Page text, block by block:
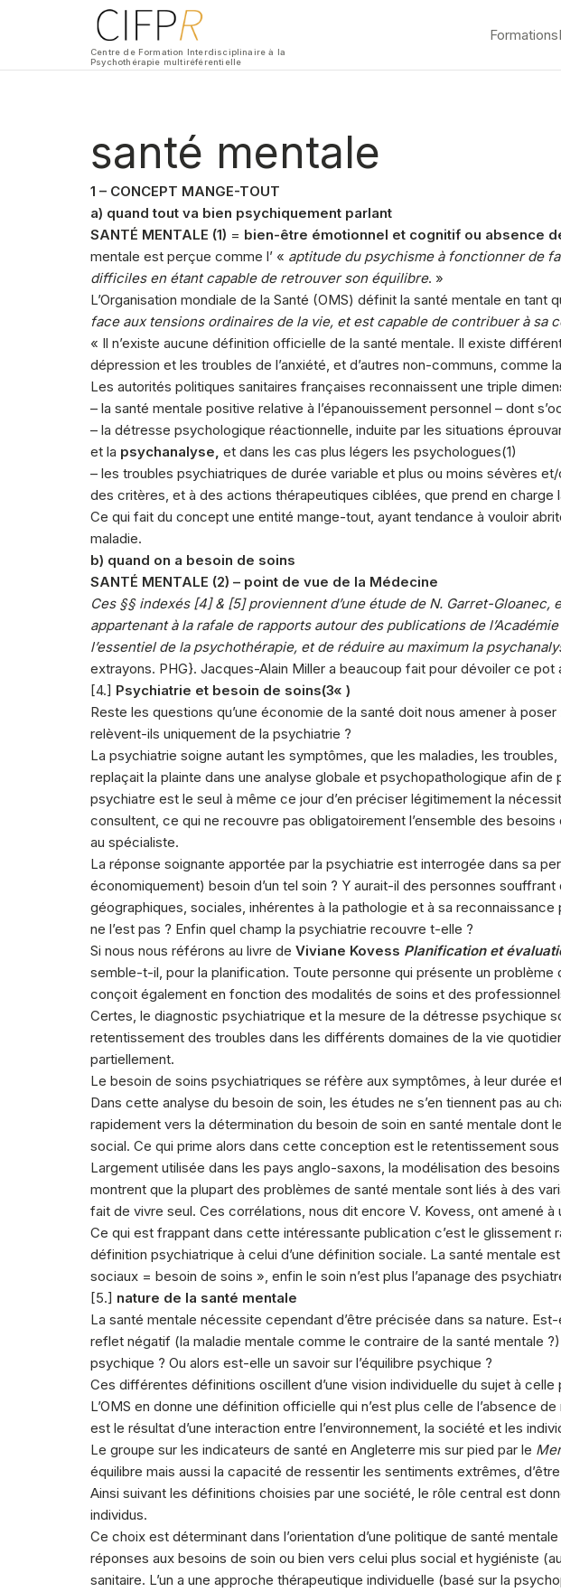
Centre de Formation Interdisciplinaire à la
Psychothérapie multiréférentielle
Formations
santé mentale
1 – CONCEPT MANGE-TOUT
a) quand tout va bien psychiquement parlant
SANTÉ MENTALE (1) = bien-être émotionnel et cognitif ou absence
mentale est perçue comme l’ « aptitude du psychisme à fonctionner de
difficiles en étant capable de retrouver son équilibre. »
L’Organisation mondiale de la Santé (OMS) définit la santé mentale en tant
face aux tensions ordinaires de la vie, et est capable de contribuer à sa
« Il n’existe aucune définition officielle de la santé mentale. Il existe
dépression et les troubles de l’anxiété, et d’autres non-communs, comme
Les autorités politiques sanitaires françaises reconnaissent une triple
– la santé mentale positive relative à l’épanouissement personnel – dont
– la détresse psychologique réactionnelle, induite par les situations
et la psychanalyse, et dans les cas plus légers les psychologues(1)
– les troubles psychiatriques de durée variable et plus ou moins sévères
des critères, et à des actions thérapeutiques ciblées, que prend en charge
Ce qui fait du concept une entité mange-tout, ayant tendance à vouloir
maladie.
b) quand on a besoin de soins
SANTÉ MENTALE (2) – point de vue de la Médecine
Ces §§ indexés [4] & [5] proviennent d’une étude de N. Garret-
appartenant à la rafale de rapports autour des publications de
l’essentiel de la psychothérapie, et de réduire au maximum la
extrayons. PHG}. Jacques-Alain Miller a beaucoup fait pour dévoiler ce
[4.] Psychiatrie et besoin de soins(3« )
Reste les questions qu’une économie de la santé doit nous amener à
relèvent-ils uniquement de la psychiatrie ?
La psychiatrie soigne autant les symptômes, que les maladies, les
replaçait la plainte dans une analyse globale et psychopathologique afin
psychiatre est le seul à même ce jour d’en préciser légitimement la
consultent, ce qui ne recouvre pas obligatoirement l’ensemble des
au spécialiste.
La réponse soignante apportée par la psychiatrie est interrogée dans sa
économiquement) besoin d’un tel soin ? Y aurait-il des personnes
géographiques, sociales, inhérentes à la pathologie et à sa
ne l’est pas ? Enfin quel champ la psychiatrie recouvre t-elle ?
Si nous nous référons au livre de Viviane Kovess Planification et
semble-t-il, pour la planification. Toute personne qui présente un
conçoit également en fonction des modalités de soins et des
Certes, le diagnostic psychiatrique et la mesure de la détresse psychique
retentissement des troubles dans les différents domaines de la vie
partiellement.
Le besoin de soins psychiatriques se réfère aux symptômes, à leur durée
Dans cette analyse du besoin de soin, les études ne s’en tiennent pas au
rapidement vers la détermination du besoin de soin en santé mentale
social. Ce qui prime alors dans cette conception est le retentissement
Largement utilisée dans les pays anglo-saxons, la modélisation des
montrent que la plupart des problèmes de santé mentale sont liés à des
fait de vivre seul. Ces corrélations, nous dit encore V. Kovess, ont amené
Ce qui est frappant dans cette intéressante publication c’est le glissement
définition psychiatrique à celui d’une définition sociale. La santé mentale
sociaux = besoin de soins », enfin le soin n’est plus l’apanage des
[5.] nature de la santé mentale
La santé mentale nécessite cependant d’être précisée dans sa nature.
reflet négatif (la maladie mentale comme le contraire de la santé mentale
psychique ? Ou alors est-elle un savoir sur l’équilibre psychique ?
Ces différentes définitions oscillent d’une vision individuelle du sujet à
L’OMS en donne une définition officielle qui n’est plus celle de l’absence
est le résultat d’une interaction entre l’environnement, la société et les
Le groupe sur les indicateurs de santé en Angleterre mis sur pied par le
équilibre mais aussi la capacité de ressentir les sentiments extrêmes,
Ainsi suivant les définitions choisies par une société, le rôle central est
individus.
Ce choix est déterminant dans l’orientation d’une politique de santé
réponses aux besoins de soin ou bien vers celui plus social et hygiéniste
sanitaire. L’un a une approche thérapeutique individuelle (basé sur la